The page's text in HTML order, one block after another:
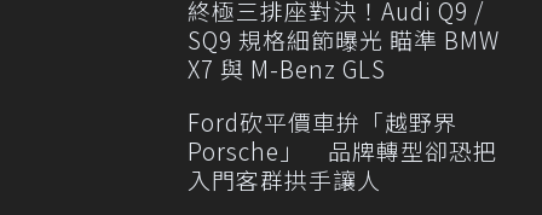
終極三排座對決！Audi Q9 /
SQ9 規格細節曝光 瞄準 BMW
X7 與 M-Benz GLS
Ford砍平價車拚「越野界
Porsche」 品牌轉型卻恐把
入門客群拱手讓人